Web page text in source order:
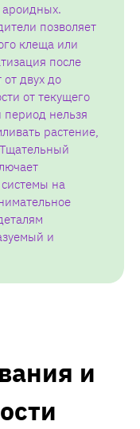
ароидных.
позволяет
клеща или
после
двух до
от текущего
период нельзя
растение,
Тщательный
на
и
и